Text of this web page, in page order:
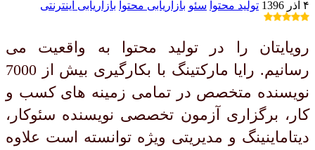
۴ آذر 1396
تولید محتوا سئو بازاریابی محتوا بازاریابی اینترنتی
رویایتان را در تولید محتوا به واقعیت می
رسانیم. رایا مارکتینگ با بکارگیری بیش از 7000
نویسنده متخصص در تمامی زمینه های کسب و
کار، برگزاری آزمون تخصصی نویسنده سئوکار،
دیتاماینینگ و مدیریتی ویژه توانسته است علاوه